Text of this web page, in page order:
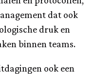
dat ook
druk en
binnen teams.
ook een